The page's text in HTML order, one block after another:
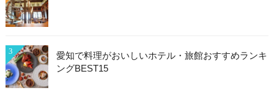
3
愛知で料理がおいしいホテル・旅館おすすめランキ
ングBEST15